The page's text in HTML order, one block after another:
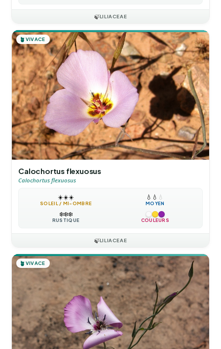
🍃LILIACEAE
🪴 VIVACE
Calochortus flexuosus
Calochortus flexuosus
☀️☀️☀️
SOLEIL / MI-OMBRE
💧 💧 💧
MOYEN
❄️❄️❄️
RUSTIQUE COULEURS
🍃LILIACEAE
🪴 VIVACE